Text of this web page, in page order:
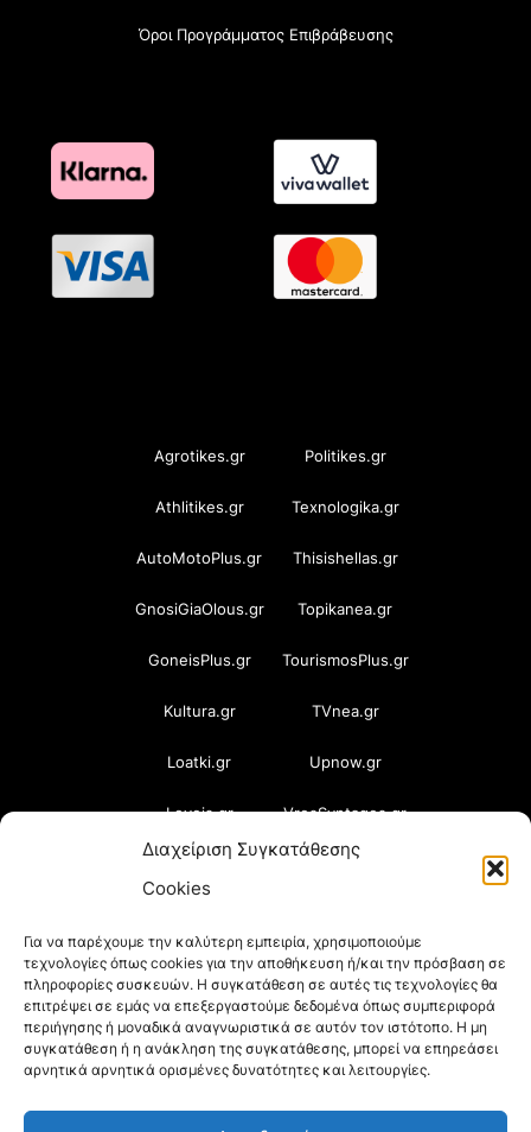
Διαχείριση Συγκατάθεσης
Cookies
Για να παρέχουμε την καλύτερη εμπειρία, χρησιμοποιούμε
τεχνολογίες όπως cookies για την αποθήκευση ή/και την πρόσβαση σε
πληροφορίες συσκευών. Η συγκατάθεση σε αυτές τις τεχνολογίες θα
επιτρέψει σε εμάς να επεξεργαστούμε δεδομένα όπως συμπεριφορά
περιήγησης ή μοναδικά αναγνωριστικά σε αυτόν τον ιστότοπο. Η μη
συγκατάθεση ή η ανάκληση της συγκατάθεσης, μπορεί να επηρεάσει
αρνητικά αρνητικά ορισμένες δυνατότητες και λειτουργίες.
Όροι Προγράμματος Επιβράβευσης
Agrotikes.gr Politikes.gr
Athlitikes.gr Texnologika.gr
AutoMotoPlus.gr Thisishellas.gr
GnosiGiaOlous.gr Topikanea.gr
GoneisPlus.gr TourismosPlus.gr
Kultura.gr TVnea.gr
Loatki.gr Upnow.gr
Loveis.gr VresSyntages.gr
ModernaGynaika.gr Xristianika.gr
Oikotropia.gr ZoumeSpiti.gr
Perepet.gr